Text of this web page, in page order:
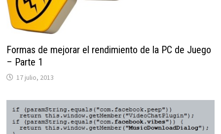
Formas de mejorar el rendimiento de la PC de Juego
– Parte 1
17 julio, 2013